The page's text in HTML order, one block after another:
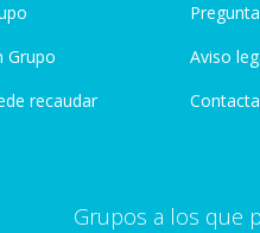
Grupo
recaudar
Aviso
Grupos a los que